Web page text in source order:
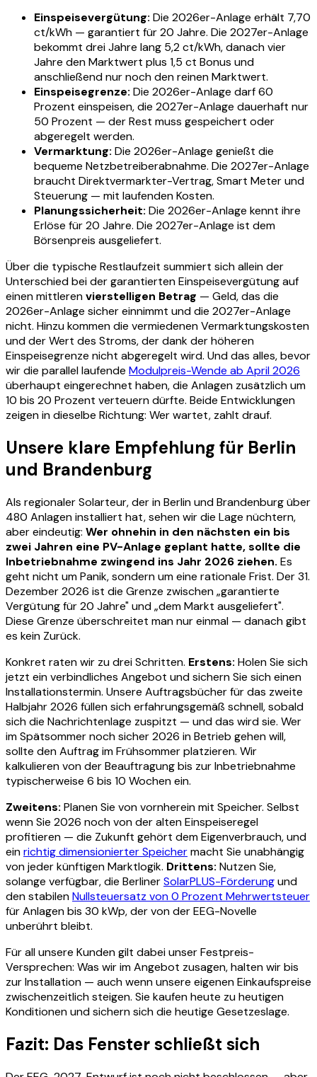
Einspeisevergütung: Die 2026er-Anlage erhält 7,70
ct/kWh — garantiert für 20 Jahre. Die 2027er-Anlage
bekommt drei Jahre lang 5,2 ct/kWh, danach vier
Jahre den Marktwert plus 1,5 ct Bonus und
anschließend nur noch den reinen Marktwert.
Einspeisegrenze: Die 2026er-Anlage darf 60
Prozent einspeisen, die 2027er-Anlage dauerhaft nur
50 Prozent — der Rest muss gespeichert oder
abgeregelt werden.
Vermarktung: Die 2026er-Anlage genießt die
bequeme Netzbetreiberabnahme. Die 2027er-Anlage
braucht Direktvermarkter-Vertrag, Smart Meter und
Steuerung — mit laufenden Kosten.
Planungssicherheit: Die 2026er-Anlage kennt ihre
Erlöse für 20 Jahre. Die 2027er-Anlage ist dem
Börsenpreis ausgeliefert.
Über die typische Restlaufzeit summiert sich allein der
Unterschied bei der garantierten Einspeisevergütung auf
einen mittlerenvierstelligen Betrag — Geld, das die
2026er-Anlage sicher einnimmt und die 2027er-Anlage
nicht. Hinzu kommen die vermiedenen Vermarktungskosten
und der Wert des Stroms, der dank der höheren
Einspeisegrenze nicht abgeregelt wird. Und das alles, bevor
wir die parallel laufende Modulpreis-Wende ab April 2026
überhaupt eingerechnet haben, die Anlagen zusätzlich um
10 bis 20 Prozent verteuern dürfte. Beide Entwicklungen
zeigen in dieselbe Richtung: Wer wartet, zahlt drauf.
Unsere klare Empfehlung für Berlin
und Brandenburg
Als regionaler Solarteur, der in Berlin und Brandenburg über
480 Anlagen installiert hat, sehen wir die Lage nüchtern,
aber eindeutig: Wer ohnehin in den nächsten ein bis
zwei Jahren eine PV-Anlage geplant hatte, sollte die
Inbetriebnahme zwingend ins Jahr 2026 ziehen. Es
geht nicht um Panik, sondern um eine rationale Frist. Der 31.
Dezember 2026 ist die Grenze zwischen „garantierte
Vergütung für 20 Jahre" und „dem Markt ausgeliefert".
Diese Grenze überschreitet man nur einmal — danach gibt
es kein Zurück.
Konkret raten wir zu drei Schritten. Erstens: Holen Sie sich
jetzt ein verbindliches Angebot und sichern Sie sich einen
Installationstermin. Unsere Auftragsbücher für das zweite
Halbjahr 2026 füllen sich erfahrungsgemäß schnell, sobald
sich die Nachrichtenlage zuspitzt — und das wird sie. Wer
im Spätsommer noch sicher 2026 in Betrieb gehen will,
sollte den Auftrag im Frühsommer platzieren. Wir
kalkulieren von der Beauftragung bis zur Inbetriebnahme
typischerweise 6 bis 10 Wochen ein.
Zweitens: Planen Sie von vornherein mit Speicher. Selbst
wenn Sie 2026 noch von der alten Einspeiseregel
profitieren — die Zukunft gehört dem Eigenverbrauch, und
einrichtig dimensionierter Speichermacht Sie unabhängig
von jeder künftigen Marktlogik. Drittens: Nutzen Sie,
solange verfügbar, die BerlinerSolarPLUS-Förderungund
den stabilenNullsteuersatz von 0 Prozent Mehrwertsteuer
für Anlagen bis 30 kWp, der von der EEG-Novelle
unberührt bleibt.
Für all unsere Kunden gilt dabei unser Festpreis-
Versprechen: Was wir im Angebot zusagen, halten wir bis
zur Installation — auch wenn unsere eigenen Einkaufspreise
zwischenzeitlich steigen. Sie kaufen heute zu heutigen
Konditionen und sichern sich die heutige Gesetzeslage.
Fazit: Das Fenster schließt sich